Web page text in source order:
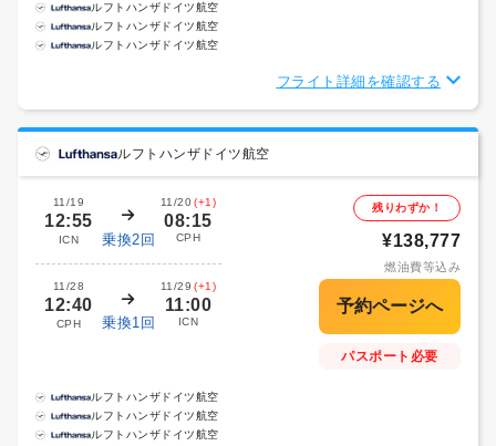
ルフトハンザドイツ航空
ルフトハンザドイツ航空
ルフトハンザドイツ航空
フライト詳細を確認する
ルフトハンザドイツ航空
11/19
12:55
ICN 乗換2回
11/20 (+1)
08:15
CPH
11/28
12:40
CPH 乗換1回
11/29 (+1)
11:00
ICN
残りわずか！
¥138,777
燃油費等込み
パスポート必要
ルフトハンザドイツ航空
ルフトハンザドイツ航空
ルフトハンザドイツ航空